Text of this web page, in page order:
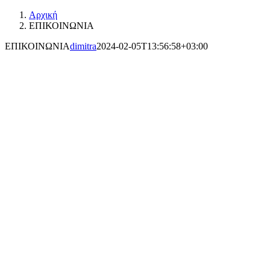
Αρχική
ΕΠΙΚΟΙΝΩΝΙΑ
ΕΠΙΚΟΙΝΩΝΙΑdimitra2024-02-05T13:56:58+03:00